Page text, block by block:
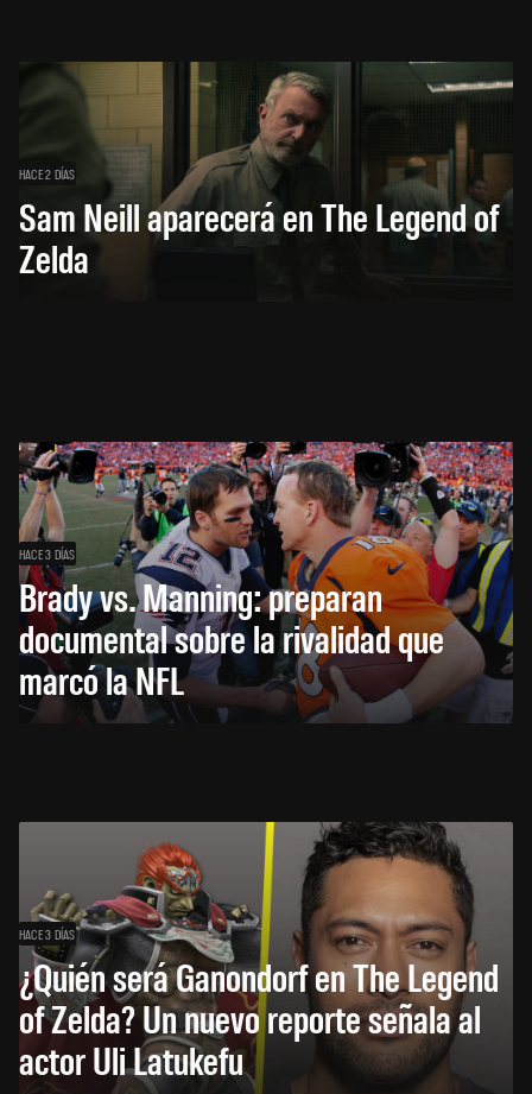
HACE 2 DÍAS
Sam Neill aparecerá en The Legend of
Zelda
HACE 3 DÍAS
Brady vs. Manning: preparan
documental sobre la rivalidad que
marcó la NFL
HACE 3 DÍAS
¿Quién será Ganondorf en The Legend
of Zelda? Un nuevo reporte señala al
actor Uli Latukefu